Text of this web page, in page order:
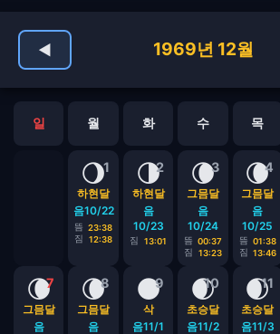
◀ 1969년 12월
일 월 화 수 목
1
🌖
하현달
음10/22
뜸 23:38
짐
12:38
2
🌗
하현달
음
10/23
짐 13:01
3
🌘
그믐달
음
10/24
뜸 00:37
짐
13:23
4
🌘
그믐달
음
10/25
뜸 01:38
짐 13:46
7
🌘
그믐달
음
8
🌘
그믐달
음
9
🌑
삭
음11/1
10
🌒
초승달
음11/2
11
🌒
초승달
음11/3